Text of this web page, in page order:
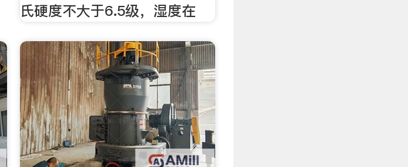
氏硬度不大于6.5级，湿度在